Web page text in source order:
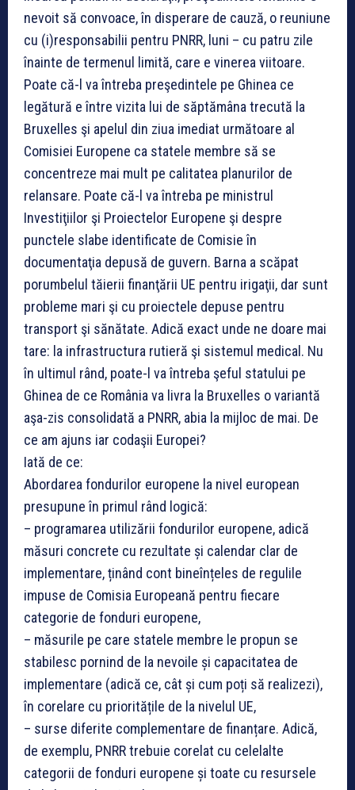
nevoit să convoace, în disperare de cauză, o reuniune
cu (i)responsabilii pentru PNRR, luni – cu patru zile
înainte de termenul limită, care e vinerea viitoare.
Poate că-l va întreba preşedintele pe Ghinea ce
legătură e între vizita lui de săptămâna trecută la
Bruxelles şi apelul din ziua imediat următoare al
Comisiei Europene ca statele membre să se
concentreze mai mult pe calitatea planurilor de
relansare. Poate că-l va întreba pe ministrul
Investiţiilor şi Proiectelor Europene şi despre
punctele slabe identificate de Comisie în
documentaţia depusă de guvern. Barna a scăpat
porumbelul tăierii finanţării UE pentru irigaţii, dar sunt
probleme mari şi cu proiectele depuse pentru
transport şi sănătate. Adică exact unde ne doare mai
tare: la infrastructura rutieră şi sistemul medical. Nu
în ultimul rând, poate-l va întreba şeful statului pe
Ghinea de ce România va livra la Bruxelles o variantă
aşa-zis consolidată a PNRR, abia la mijloc de mai. De
ce am ajuns iar codaşii Europei?
Iată de ce:
Abordarea fondurilor europene la nivel european
presupune în primul rând logică:
– programarea utilizării fondurilor europene, adică
măsuri concrete cu rezultate și calendar clar de
implementare, ținând cont bineînțeles de regulile
impuse de Comisia Europeană pentru fiecare
categorie de fonduri europene,
– măsurile pe care statele membre le propun se
stabilesc pornind de la nevoile și capacitatea de
implementare (adică ce, cât și cum poți să realizezi),
în corelare cu prioritățile de la nivelul UE,
– surse diferite complementare de finanțare. Adică,
de exemplu, PNRR trebuie corelat cu celelalte
categorii de fonduri europene și toate cu resursele